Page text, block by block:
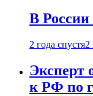
В России
2 года спустя2
Эксперт
к РФ по